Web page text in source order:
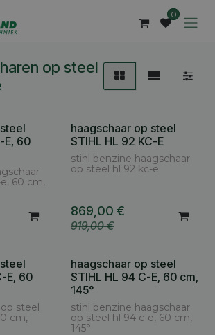
0
op steel
E, 60
60 cm,
haagschaar op steel
STIHL HL 92 KC-E
stihl benzine haagschaar
op steel hl 92 kc-e
869,00 €
919,00€
E, 60
steel
cm,
haagschaar op steel
STIHL HL 94 C-E, 60 cm,
145°
stihl benzine haagschaar
op steel hl 94 c-e, 60 cm,
145°